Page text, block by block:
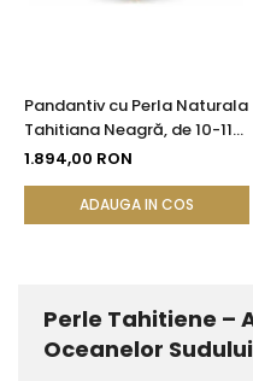
Pandantiv cu Perla Naturala
Tahitiana Neagră, de 10-11
mm si Aur Galben de 14k
1.894,00 RON
ADAUGA IN COS
Perle Tahitiene –
Oceanelor Sudului